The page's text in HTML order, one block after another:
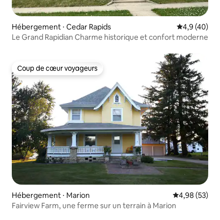
Hébergement ⋅ Cedar Rapids Évaluation
4,9 (40)
Le Grand Rapidian Charme historique et confort moderne
Coup de cœur voyageurs
Coup de cœur voyageurs
Hébergement ⋅ Marion Évaluation
4,98 (53)
Fairview Farm, une ferme sur un terrain à Marion